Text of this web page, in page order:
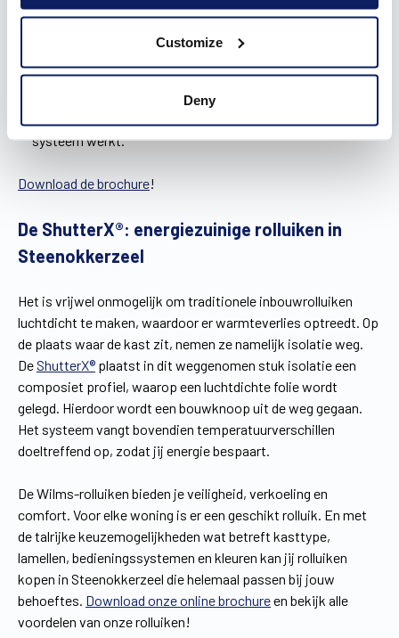
Customize
Deny
inbouwrolluiken een geschikte optie. Toch worden
inbouwrolluiken geassocieerd met een minpuntje. Het lukt
namelijk niet om ze volledig luchtdicht te maken, wat voor
warmteverlies zorgt. Daarom ontwikkelden we de
ShutterX®, een esthetisch en energiezuinig alternatief voor
systeem werkt.
Download de brochure!
De ShutterX®: energiezuinige rolluiken in
Steenokkerzeel
Het is vrijwel onmogelijk om traditionele inbouwrolluiken
luchtdicht te maken, waardoor er warmteverlies optreedt. Op
de plaats waar de kast zit, nemen ze namelijk isolatie weg.
DeShutterX® plaatst in dit weggenomen stuk isolatie een
composiet profiel, waarop een luchtdichte folie wordt
gelegd. Hierdoor wordt een bouwknoop uit de weg gegaan.
Het systeem vangt bovendien temperatuurverschillen
doeltreffend op, zodat jij energie bespaart.
De Wilms-rolluiken bieden je veiligheid, verkoeling en
comfort. Voor elke woning is er een geschikt rolluik. En met
de talrijke keuzemogelijkheden wat betreft kasttype,
lamellen, bedieningssystemen en kleuren kan jij rolluiken
kopen in Steenokkerzeel die helemaal passen bij jouw
behoeftes. Download onze online brochureen bekijk alle
voordelen van onze rolluiken!